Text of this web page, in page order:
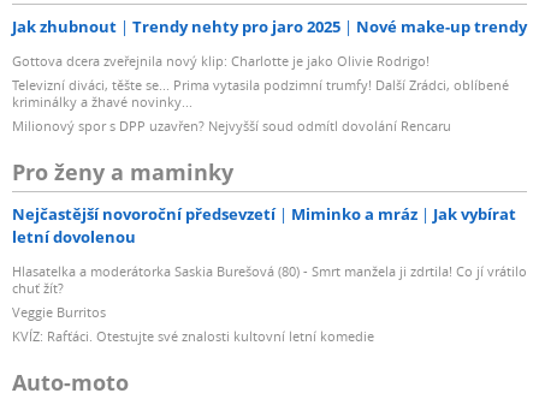
Jak zhubnout Trendy nehty pro jaro 2025 Nové make-up trendy
Gottova dcera zveřejnila nový klip: Charlotte je jako Olivie Rodrigo!
Televizní diváci, těšte se... Prima vytasila podzimní trumfy! Další Zrádci, oblíbené
kriminálky a žhavé novinky...
Milionový spor s DPP uzavřen? Nejvyšší soud odmítl dovolání Rencaru
Pro ženy a maminky
Nejčastější novoroční předsevzetí Miminko a mráz
Jak vybírat
letní dovolenou
Hlasatelka a moderátorka Saskia Burešová (80) - Smrt manžela ji zdrtila! Co jí vrátilo
chuť žít?
Veggie Burritos
KVÍZ: Rafťáci. Otestujte své znalosti kultovní letní komedie
Auto-moto